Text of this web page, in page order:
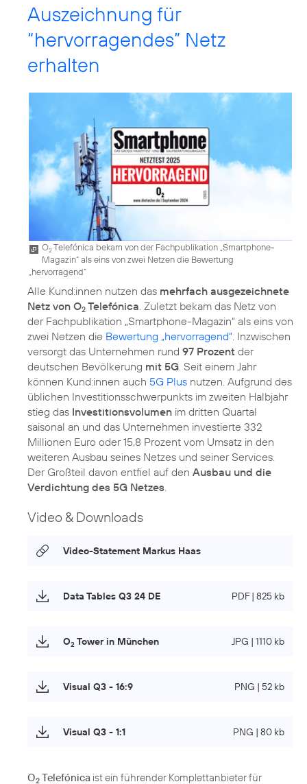
Auszeichnung für
“hervorragendes” Netz
erhalten
O2Telefónica bekam von der Fachpublikation „Smartphone-
Magazin“ als eins von zwei Netzen die Bewertung
„hervorragend“
Alle Kund:innen nutzen das mehrfach ausgezeichnete
Netz von O2 Telefónica. Zuletzt bekam das Netz von
der Fachpublikation „Smartphone-Magazin“ als eins von
zwei Netzen die Bewertung „hervorragend“. Inzwischen
versorgt das Unternehmen rund 97 Prozent der
deutschen Bevölkerung mit 5G. Seit einem Jahr
können Kund:innen auch 5G Plus nutzen. Aufgrund des
üblichen Investitionsschwerpunkts im zweiten Halbjahr
stieg das Investitionsvolumen im dritten Quartal
saisonal an und das Unternehmen investierte 332
Millionen Euro oder 15,8 Prozent vom Umsatz in den
weiteren Ausbau seines Netzes und seiner Services.
Der Großteil davon entfiel auf den Ausbau und die
Verdichtung des 5G Netzes.
Video & Downloads
Video-Statement Markus Haas
Data Tables Q3 24 DE PDF | 825 kb
O2 Tower in München JPG | 1110 kb
Visual Q3 - 16:9 PNG | 52 kb
Visual Q3 - 1:1 PNG | 80 kb
O2 Telefónica ist ein führender Komplettanbieter für